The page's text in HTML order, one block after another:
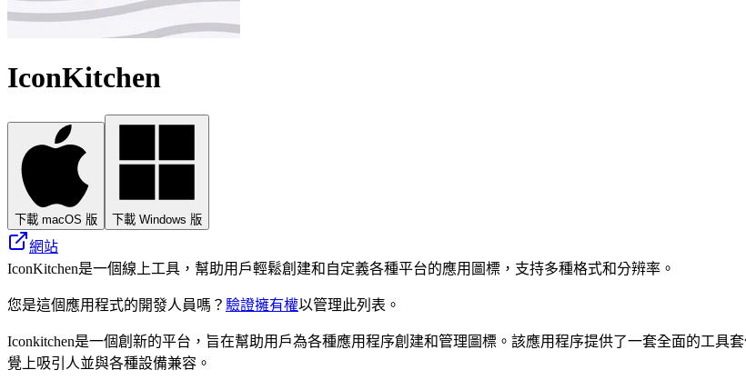
IconKitchen
下載 macOS 版 下載 Windows 版
網站
IconKitchen是一個線上工具，幫助用戶輕鬆創建和自定義各種平台的應用圖標，支持多種格式和分辨率。
您是這個應用程式的開發人員嗎？ 驗證擁有權以管理此列表。
Iconkitchen是一個創新的平台，旨在幫助用戶為各種應用程序創建和管理圖標。該應用程序提供了一套全面的工具
覺上吸引人並與各種設備兼容。